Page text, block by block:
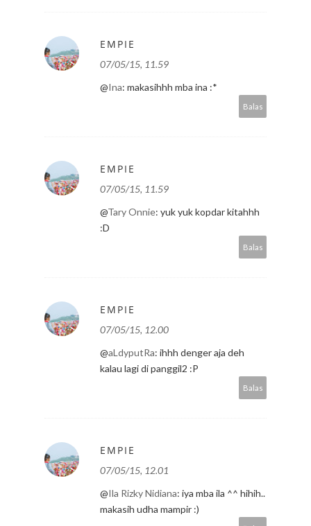
EMPIE
07/05/15, 11.59
@Ina: makasihhh mba ina :*
Balas
EMPIE
07/05/15, 11.59
@Tary Onnie: yuk yuk kopdar kitahhh
:D
Balas
EMPIE
07/05/15, 12.00
@aLdyputRa: ihhh denger aja deh
kalau lagi di panggil2 :P
Balas
EMPIE
07/05/15, 12.01
@Ila Rizky Nidiana: iya mba ila ^^ hihih..
makasih udha mampir :)